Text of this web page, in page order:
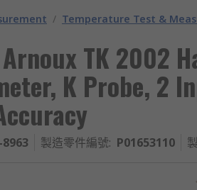
/ Temperature Test &
TK 2002
K Probe, 2
製造零件編號: P01653110